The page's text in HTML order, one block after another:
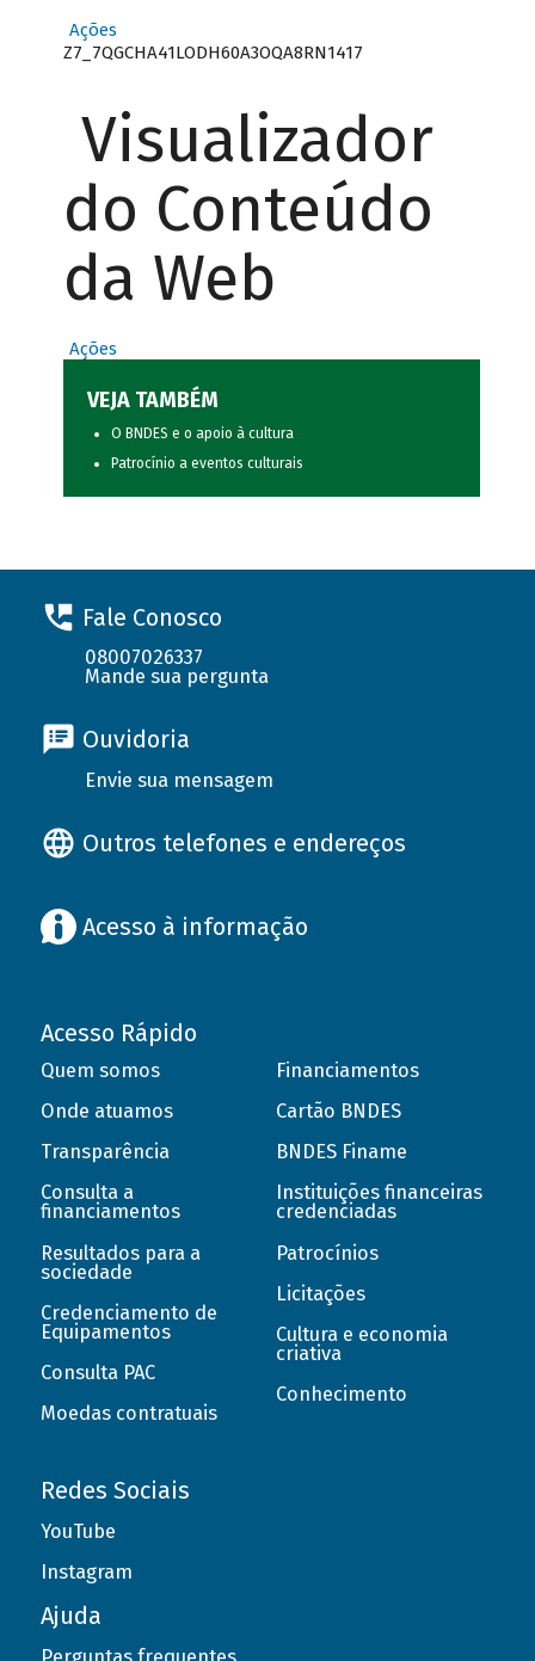
Ações
Z7_7QGCHA41LODH60A3OQA8RN1417
Visualizador
do Conteúdo
da Web
Ações
VEJA TAMBÉM
O BNDES e o apoio à cultura
Patrocínio a eventos culturais
Fale Conosco
08007026337
Mande sua pergunta
Ouvidoria
Envie sua mensagem
Outros telefones e endereços
Acesso à informação
Acesso Rápido
Quem somos
Onde atuamos
Transparência
Consulta a
financiamentos
Resultados para a
sociedade
Credenciamento de
Equipamentos
Consulta PAC
Moedas contratuais
Financiamentos
Cartão BNDES
BNDES Finame
Instituições financeiras
credenciadas
Patrocínios
Licitações
Cultura e economia
criativa
Conhecimento
Redes Sociais
YouTube
Instagram
Ajuda
Perguntas frequentes